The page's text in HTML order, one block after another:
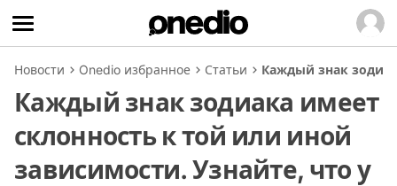
Новости Onedio избранное Статьи Каждый знак
Каждый знак зодиака имеет
склонность к той или иной
зависимости. Узнайте, что у